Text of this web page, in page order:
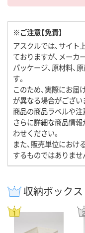
※ご注意【免責】
アスクルでは、サイト
ておりますが、メーカ
パッケージ、原材料、
す。
このため、実際にお
が異なる場合がござい
商品の商品ラベルや注
さらに詳細な商品情
わせください。
また、販売単位におけ
するものではありませ
収納ボックス